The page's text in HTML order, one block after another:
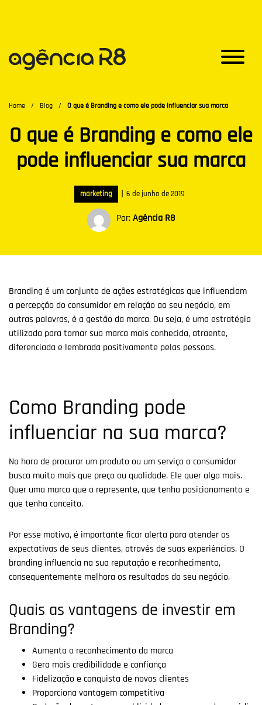
Home / Blog / O que é Branding e como ele pode influenciar sua marca
O que é Branding e como ele
pode influenciar sua marca
marketing | 6 de junho de 2019
Por:Agência R8
Branding é um conjunto de ações estratégicas que influenciam
a percepção do consumidor em relação ao seu negócio, em
outras palavras, é a gestão da marca. Ou seja, é uma estratégia
utilizada para tornar sua marca mais conhecida, atraente,
diferenciada e lembrada positivamente pelas pessoas.
Como Branding pode
influenciar na sua marca?
Na hora de procurar um produto ou um serviço o consumidor
busca muito mais que preço ou qualidade. Ele quer algo mais.
Quer uma marca que o represente, que tenha posicionamento e
que tenha conceito.
Por esse motivo, é importante ficar alerta para atender as
expectativas de seus clientes, através de suas experiências. O
branding influencia na sua reputação e reconhecimento,
consequentemente melhora os resultados do seu negócio.
Quais as vantagens de investir em
Branding?
Aumenta o reconhecimento da marca
Gera mais credibilidade e confiança
Fidelização e conquista de novos clientes
Proporciona vantagem competitiva